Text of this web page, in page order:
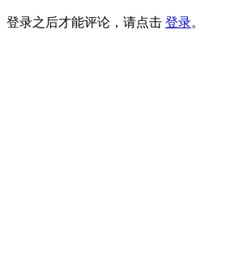
登录之后才能评论，请点击 登录。